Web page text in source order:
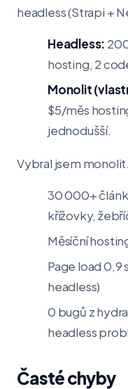
headless (Strapi +
Headless:
hosting, 2
Monolit
$5/měs
jednodušší.
Vybral jsem
30 000+
křížovky,
Měsíční
Page load 0,9
headless)
0 bugů z
headless
Časté chyby